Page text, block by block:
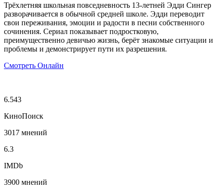
Трёхлетняя школьная повседневность 13-летней Эдди Сингер
разворачивается в обычной средней школе. Эдди переводит
свои переживания, эмоции и радости в песни собственного
сочинения. Сериал показывает подростковую,
преимущественно девичью жизнь, берёт знакомые ситуации и
проблемы и демонстрирует пути их разрешения.
Смотреть Онлайн
6.543
КиноПоиск
3017 мнений
6.3
IMDb
3900 мнений